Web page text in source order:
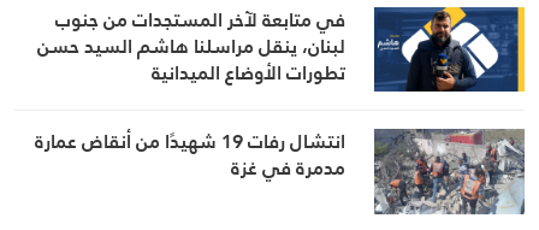
في متابعة لآخر المستجدات من جنوب
لبنان، ينقل مراسلنا هاشم السيد حسن
تطورات الأوضاع الميدانية
انتشال رفات 19 شهيدًا من أنقاض عمارة
مدمرة في غزة